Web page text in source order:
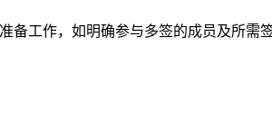
备工作，如明确参与多签的成员及所需